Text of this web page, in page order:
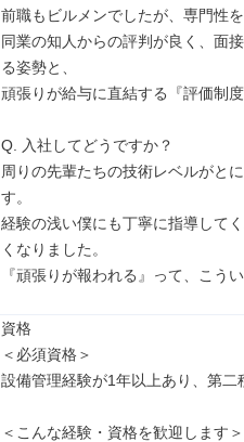
前職もビルメンでしたが、専門性
同業の知人からの評判が良く、面
る姿勢と、
頑張りが給与に直結する『評価制
Q. 入社してどうですか？
周りの先輩たちの技術レベルがと
す。
経験の浅い僕にも丁寧に指導して
くなりました。
『頑張りが報われる』って、こう
資格
＜必須資格＞
設備管理経験が1年以上あり、第
＜こんな経験・資格を歓迎します＞